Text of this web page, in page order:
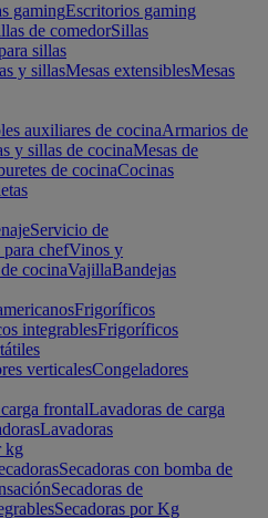
gamingEscritorios gaming
de comedorSillas
sillas
y sillasMesas extensiblesMesas
auxiliares de cocinaArmarios de
y sillas de cocinaMesas de
de cocinaCocinas
Servicio de
chefVinos y
cocinaVajillaBandejas
Frigoríficos
integrablesFrigoríficos
verticalesCongeladores
frontalLavadoras de carga
Lavadoras
kg
Secadoras con bomba de
Secadoras de
Secadoras por Kg